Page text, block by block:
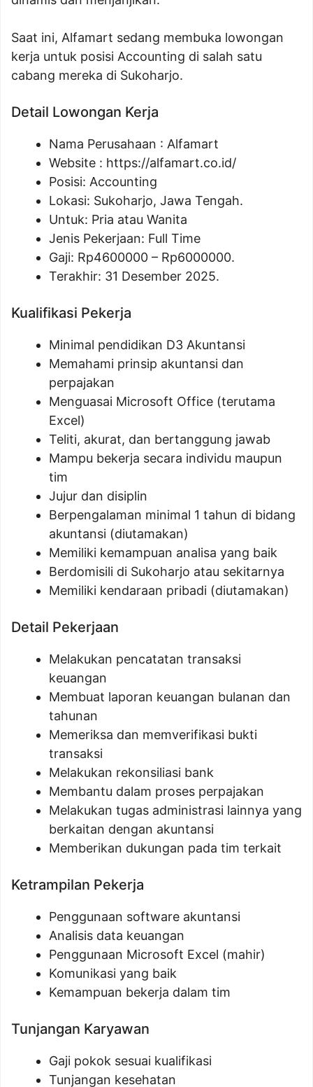
Saat ini, Alfamart sedang membuka lowongan
kerja untuk posisi Accounting di salah satu
cabang mereka di Sukoharjo.
Detail Lowongan Kerja
Nama Perusahaan : Alfamart
Website : https://alfamart.co.id/
Posisi: Accounting
Lokasi: Sukoharjo, Jawa Tengah.
Untuk: Pria atau Wanita
Jenis Pekerjaan: Full Time
Gaji: Rp4600000 – Rp6000000.
Terakhir: 31 Desember 2025.
Kualifikasi Pekerja
Minimal pendidikan D3 Akuntansi
Memahami prinsip akuntansi dan
perpajakan
Menguasai Microsoft Office (terutama
Excel)
Teliti, akurat, dan bertanggung jawab
Mampu bekerja secara individu maupun
tim
Jujur dan disiplin
Berpengalaman minimal 1 tahun di bidang
akuntansi (diutamakan)
Memiliki kemampuan analisa yang baik
Berdomisili di Sukoharjo atau sekitarnya
Memiliki kendaraan pribadi (diutamakan)
Detail Pekerjaan
Melakukan pencatatan transaksi
keuangan
Membuat laporan keuangan bulanan dan
tahunan
Memeriksa dan memverifikasi bukti
transaksi
Melakukan rekonsiliasi bank
Membantu dalam proses perpajakan
Melakukan tugas administrasi lainnya yang
berkaitan dengan akuntansi
Memberikan dukungan pada tim terkait
Ketrampilan Pekerja
Penggunaan software akuntansi
Analisis data keuangan
Penggunaan Microsoft Excel (mahir)
Komunikasi yang baik
Kemampuan bekerja dalam tim
Tunjangan Karyawan
Gaji pokok sesuai kualifikasi
Tunjangan kesehatan